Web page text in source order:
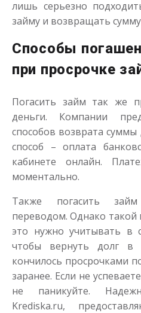
лишь серьезно
займу и возвращать сумму
Способы
при просрочке
Погасить займ так же
деньги. Компании
способов возврата
способ – оплата
кабинете онлайн.
моментально.
Также погасить
переводом. Однако
это нужно учитывать в
чтобы вернуть долг
кончилось просрочками
заранее. Если не
не паникуйте.
Krediska.ru,